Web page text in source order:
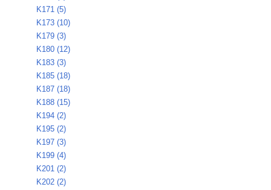
K171 (5)
K173 (10)
K179 (3)
K180 (12)
K183 (3)
K185 (18)
K187 (18)
K188 (15)
K194 (2)
K195 (2)
K197 (3)
K199 (4)
K201 (2)
K202 (2)